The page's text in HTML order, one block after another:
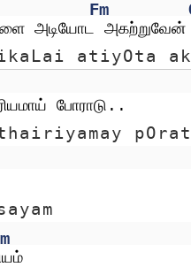
Fm
அடியோட அகற்றுவேன்
atiyOta
போராடு..